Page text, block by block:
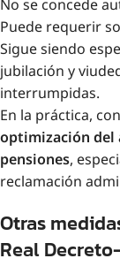
No se concede
Puede requerir
Sigue siendo
jubilación y
interrumpidas.
En la práctica,
optimización del
pensiones,
reclamación
Otras
Real